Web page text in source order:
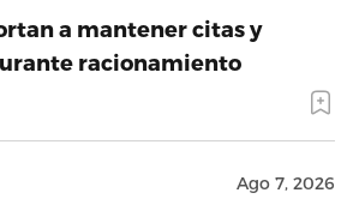
a mantener citas y
racionamiento
Ago 7, 2026